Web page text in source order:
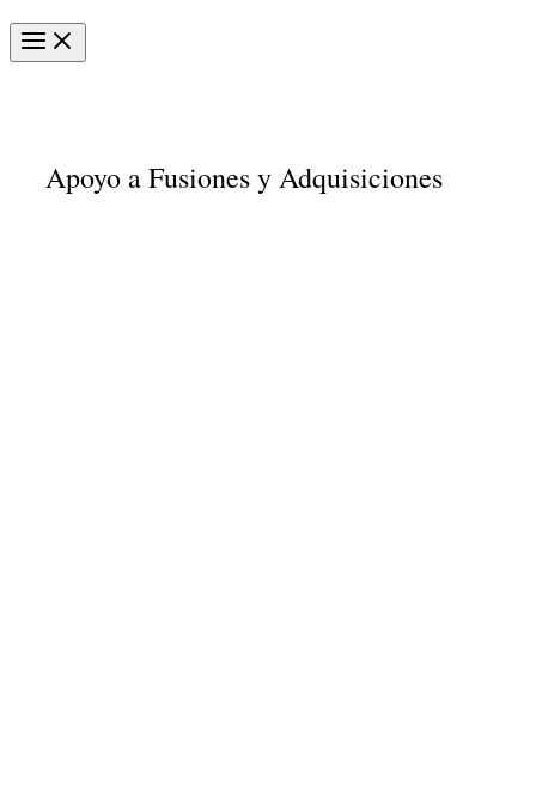
Main
Menu
Apoyo a Fusiones y Adquisiciones